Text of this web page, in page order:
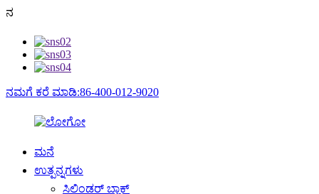
ನ
ನಮಗೆ ಕರೆ ಮಾಡಿ:86-400-012-9020
ಮನೆ
ಉತ್ಪನ್ನಗಳು
ಸಿಲಿಂಡರ್ ಬ್ಲಾಕ್